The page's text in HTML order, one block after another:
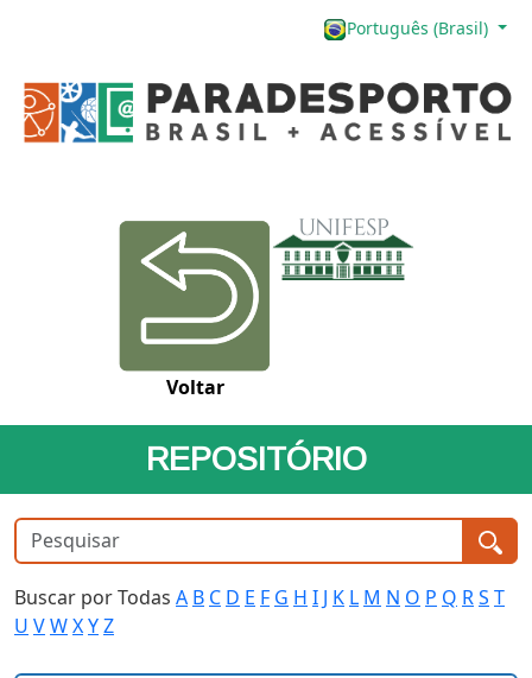
Português (Brasil)
Voltar
REPOSITÓRIO
Buscar por Todas A B C D E F G H I J K L M N O P Q RS T
U VWXYZ